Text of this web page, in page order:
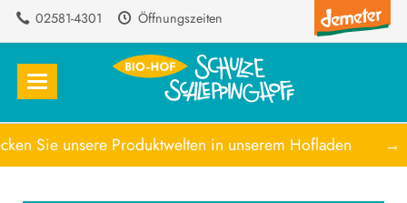
02581-4301 Öffnungszeiten
unsere Produktwelten in unserem Hofladen →